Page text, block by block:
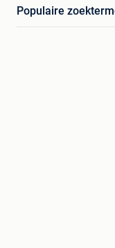
Populaire